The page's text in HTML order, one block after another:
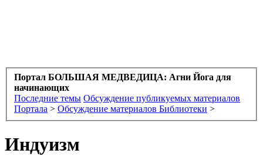
Портал БОЛЬШАЯ МЕДВЕДИЦА: Агни Йога для
начинающих
Последние темы Обсуждение публикуемых материалов
Портала > Обсуждение материалов Библиотеки >
Индуизм